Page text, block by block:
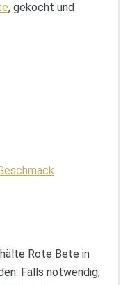
, gekocht und
Rote Bete in
Falls notwendig,